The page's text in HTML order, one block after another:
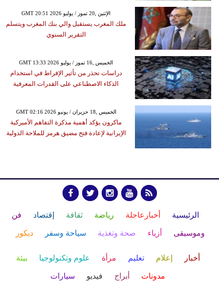
GMT 20:51 2026 الإثنين ,20 تموز / يوليو
ملك المغرب يستقبل والي بنك المغرب ويتسلم
التقرير السنوي
GMT 13:33 2026 الخميس ,16 تموز / يوليو
دراسات تحذر من تأثير الإفراط في استخدام
الذكاء الاصطناعي على القدرات المعرفية
GMT 02:16 2026 الخميس ,18 حزيران / يونيو
ماكرون يؤكد أهمية مذكرة التفاهم الأميركية
الإيرانية لإعادة فتح مضيق هرمز للملاحة الدولية
الرئيسية أخبارعاجلة رياضة ثقافة إقتصاد فن
وموسيقى أزياء صحة وتغذية سياحة وسفر ديكور
أخبار إعلام تعليم مرأة علوم وتكنولوجيا بيئة
مدونات أبراج فيديو سيارات